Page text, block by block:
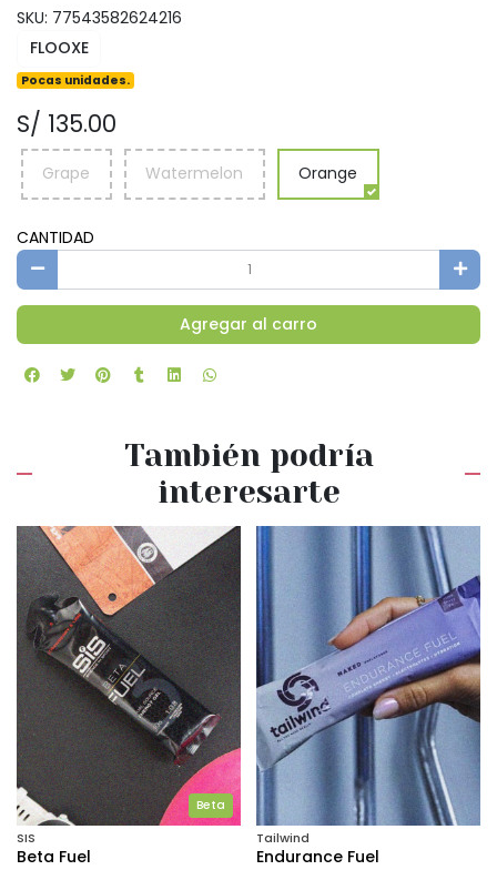
SKU: 77543582624216
FLOOXE
Pocas unidades.
S/ 135.00
Grape Watermelon Orange
CANTIDAD
Agregar al carro
También podría
interesarte
Beta
SIS
Beta Fuel
Tailwind
Endurance Fuel